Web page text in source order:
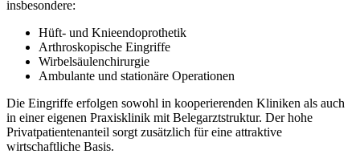
insbesondere:
Hüft- und Knieendoprothetik
Arthroskopische Eingriffe
Wirbelsäulenchirurgie
Ambulante und stationäre Operationen
Die Eingriffe erfolgen sowohl in kooperierenden Kliniken als auch
in einer eigenen Praxisklinik mit Belegarztstruktur. Der hohe
Privatpatientenanteil sorgt zusätzlich für eine attraktive
wirtschaftliche Basis.